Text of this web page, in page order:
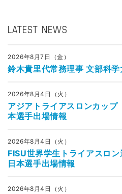
LATEST NEWS
2026年8月7日（金）
鈴木貴里代常務理事 文部科
2026年8月4日（火）
アジアトライアスロンカッ
本選手出場情報
2026年8月4日（火）
FISU世界学生トライアスロ
日本選手出場情報
2026年8月4日（火）